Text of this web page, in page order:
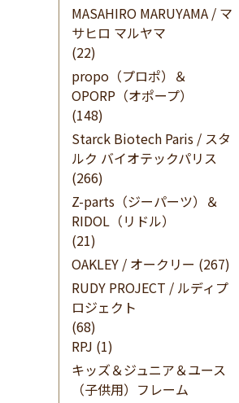
MASAHIRO MARUYAMA / マ
サヒロ マルヤマ
(22)
propo（プロポ）＆
OPORP（オポープ）
(148)
Starck Biotech Paris / スタ
ルク バイオテックパリス
(266)
Z-parts（ジーパーツ）＆
RIDOL（リドル）
(21)
OAKLEY / オークリー (267)
RUDY PROJECT / ルディプ
ロジェクト
(68)
RPJ (1)
キッズ＆ジュニア＆ユース
（子供用）フレーム